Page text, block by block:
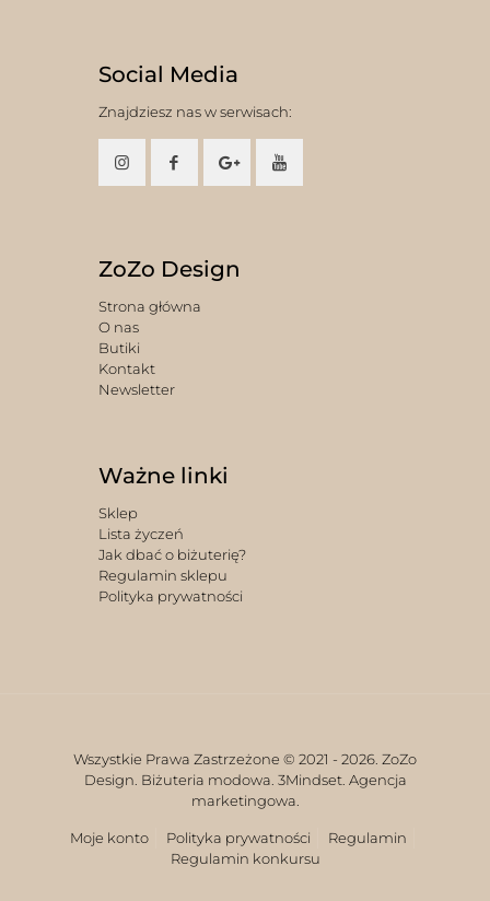
Social Media
Znajdziesz nas w serwisach:
ZoZo Design
Strona główna
O nas
Butiki
Kontakt
Newsletter
Ważne linki
Sklep
Lista życzeń
Jak dbać o biżuterię?
Regulamin sklepu
Polityka prywatności
Wszystkie Prawa Zastrzeżone © 2021 - 2026. ZoZo
Design. Biżuteria modowa. 3Mindset. Agencja
marketingowa.
Moje konto Polityka prywatności
Regulamin
Regulamin konkursu